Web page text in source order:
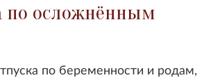
по осложнённым
по беременности и родам,